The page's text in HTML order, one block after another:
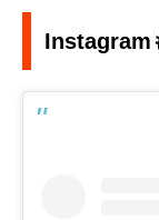
Instagram